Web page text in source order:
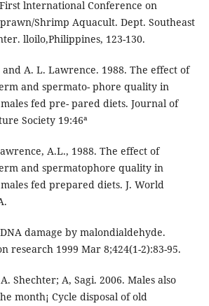
lnternational Conference on
Shrimp Aquacult. Dept. Southeast
lloilo,Philippines, 123-130.
A. L. Lawrence. 1988. The effect of
and spermato- phore quality in
fed pre- pared diets. Journal of
Society 19:46ª
A.L., 1988. The effect of
and spermatophore quality in
fed prepared diets. J. World
damage by malondialdehyde.
research 1999 Mar 8;424(1-2):83-95.
Shechter; A, Sagi. 2006. Males also
month¡ Cycle disposal of old